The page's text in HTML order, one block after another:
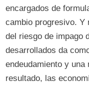
encargados de
cambio progresivo. Y
del riesgo de impago
desarrollados da
endeudamiento y
resultado, las